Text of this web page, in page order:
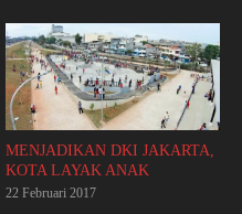
MENJADIKAN DKI JAKARTA,
KOTA LAYAK ANAK
22 Februari 2017